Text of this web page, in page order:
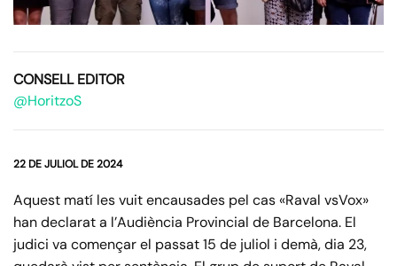
CONSELL EDITOR
@HoritzoS
22 DE JULIOL DE 2024
Aquest matí les vuit encausades pel cas «Raval vsVox»
han declarat a l’Audiència Provincial de Barcelona. El
judici va començar el passat 15 de juliol i demà, dia 23,